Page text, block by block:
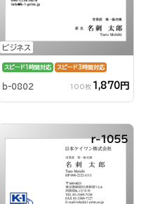
ビジネス
スピード1時間対応 スピード3時間対応
b-0802 100枚 1,870円
r-1055